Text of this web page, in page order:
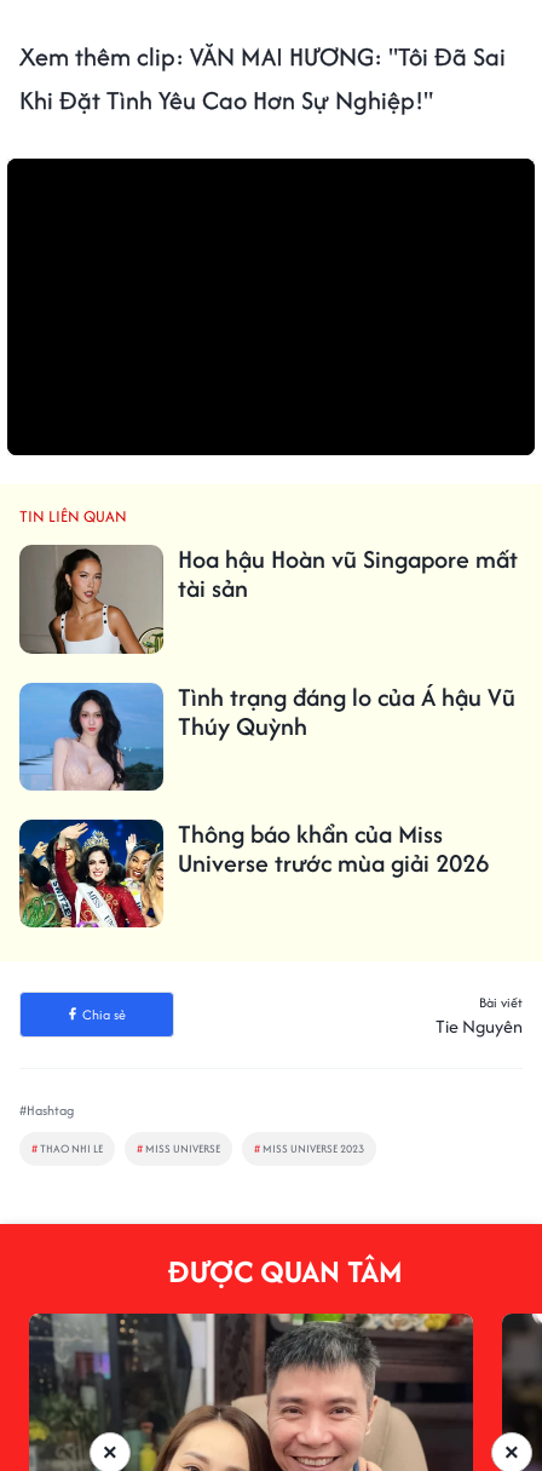
Xem thêm clip: VĂN MAI HƯƠNG: "Tôi Đã Sai
Khi Đặt Tình Yêu Cao Hơn Sự Nghiệp!"
TIN LIÊN QUAN
Hoa hậu Hoàn vũ Singapore mất
tài sản
Tình trạng đáng lo của Á hậu Vũ
Thúy Quỳnh
Thông báo khẩn của Miss
Universe trước mùa giải 2026
Chia sẻ
Bài viết
Tie Nguyên
#Hashtag
#THAO NHI LE # MISS UNIVERSE # MISS UNIVERSE 2023
ĐƯỢC QUAN TÂM
×
×